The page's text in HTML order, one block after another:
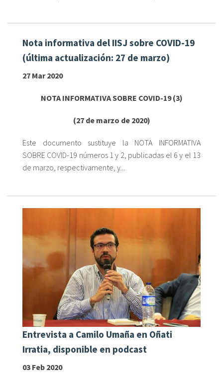
Nota informativa del IISJ sobre COVID-19
(última actualización: 27 de marzo)
27 Mar 2020
NOTA INFORMATIVA SOBRE COVID-19 (3)
(27 de marzo de 2020)
Este documento sustituye la NOTA INFORMATIVA
SOBRE COVID-19 números 1 y 2, publicadas el 6 y el 13
de marzo, respectivamente, y...
Entrevista a Camilo Umaña en Oñati
Irratia, disponible en podcast
03 Feb 2020